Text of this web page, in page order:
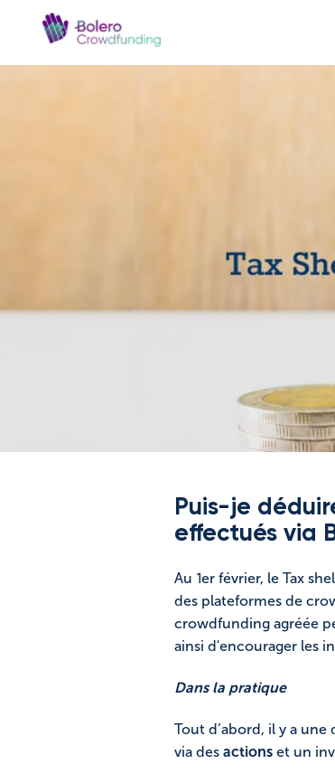
Puis-je
effectués via
Au 1er février, le Tax
des plateformes de
crowdfunding agréée
ainsi d'encourager les
Dans la pratique
Tout d’abord, il y a
via des actions et un